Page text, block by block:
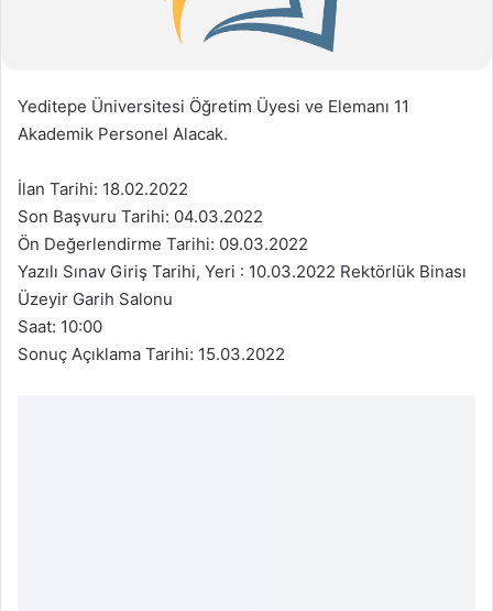
Yeditepe Üniversitesi Öğretim Üyesi ve Elemanı 11
Akademik Personel Alacak.
İlan Tarihi: 18.02.2022
Son Başvuru Tarihi: 04.03.2022
Ön Değerlendirme Tarihi: 09.03.2022
Yazılı Sınav Giriş Tarihi, Yeri : 10.03.2022 Rektörlük Binası
Üzeyir Garih Salonu
Saat: 10:00
Sonuç Açıklama Tarihi: 15.03.2022